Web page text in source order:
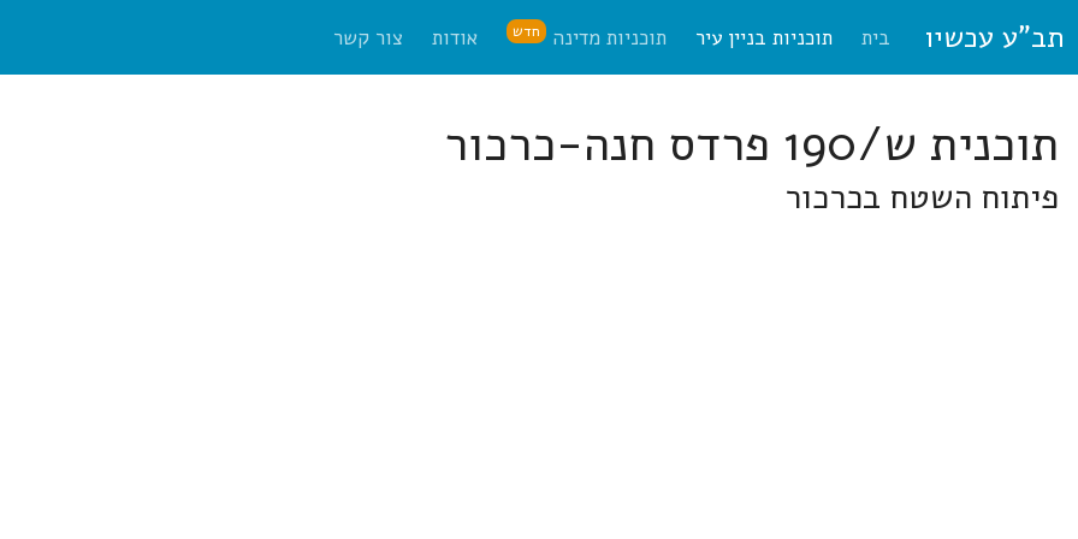
תב"ע עכשיו בית תוכניות בניין עיר תוכניות מדינה חדש אודות צור קשר
תוכנית ש/190 פרדס חנה-כרכור
פיתוח השטח בכרכור